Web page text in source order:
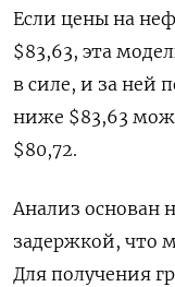
Если цены на
$83,63, эта
в силе, и за ней
ниже $83,63
$80,72.
Анализ основан
задержкой, что
Для получения